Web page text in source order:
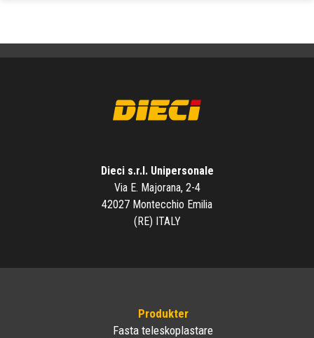
Dieci s.r.l. Unipersonale
Via E. Majorana, 2-4
42027 Montecchio Emilia
(RE) ITALY
Produkter
Fasta teleskoplastare